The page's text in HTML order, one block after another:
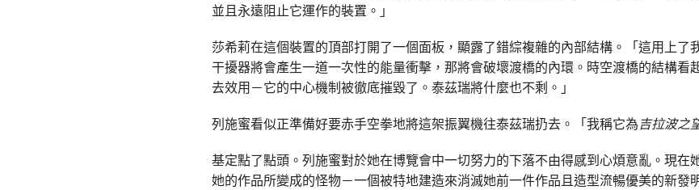
並且永遠阻止它運作的裝置。」
莎希莉在這個裝置的頂部打開了一個面板，顯露了錯綜複雜的內部結構。「這用上了
干擾器將會產生一道一次性的能量衝擊，那將會破壞渡橋的內環。時空渡橋的結構看
去效用－它的中心機制被徹底摧毀了。泰茲瑞將什麼也不剩。」
列施蜜看似正準備好要赤手空拳地將這架振翼機往泰茲瑞扔去。「我稱它為吉拉波之
基定點了點頭。列施蜜對於她在博覽會中一切努力的下落不由得感到心煩意亂。現在
她的作品所變成的怪物－一個被特地建造來消滅她前一件作品且造型流暢優美的新發